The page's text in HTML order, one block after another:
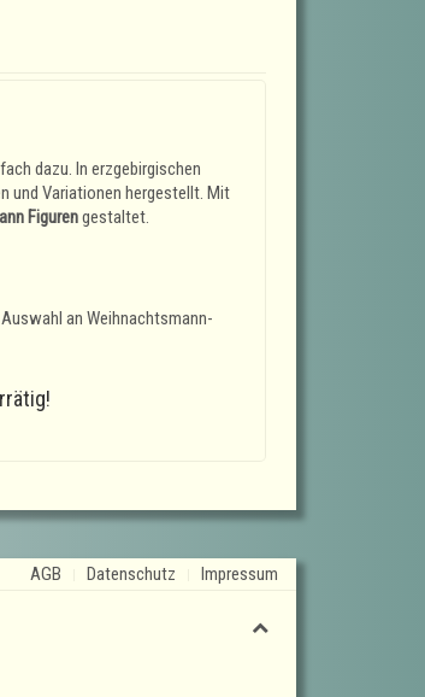
dazu. In erzgebirgischen
und Variationen hergestellt. Mit
Figurengestaltet.
an Weihnachtsmann-
AGB Datenschutz Impressum